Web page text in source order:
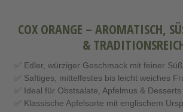
COX ORANGE – AROMATISCH,
TRADITIONSREICH
✅ Edler, würziger Geschmack mit feiner
✅ Saftiges, mittelfestes bis leicht weiches
✅ Ideal für Obstsalate, Apfelmus & Desserts
✅ Klassische Apfelsorte mit englischem